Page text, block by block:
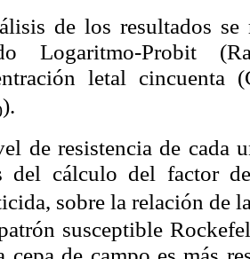
de los resultados
Logaritmo-Probit
letal cincuenta
).
de resistencia de cada
del cálculo del factor
sobre la relación de
susceptible